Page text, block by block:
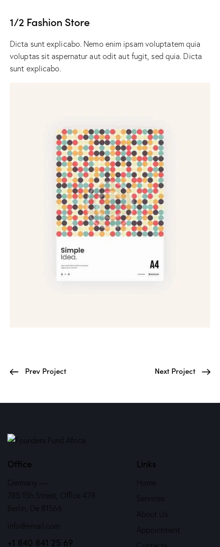
1/2 Fashion Store
Dicta sunt explicabo. Nemo enim ipsam voluptatem quia
voluptas sit aspernatur aut odit aut fugit, sed quia. Dicta
sunt explicabo.
Prev Project Next Project
Office
Germany —
785 15h Street, Office 478
Berlin, De 81566
info@email.com
+1 840 841 25 69
Links
Home
Services
About Us
Appointment